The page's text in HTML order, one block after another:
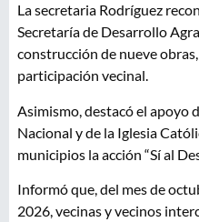
La secretaria Rodríguez
Secretaría de Desarrollo
construcción de nueve
participación vecinal.
Asimismo, destacó el apoyo
Nacional y de la Iglesia
municipios la acción “Sí al
Informó que, del mes de
2026, vecinas y vecinos